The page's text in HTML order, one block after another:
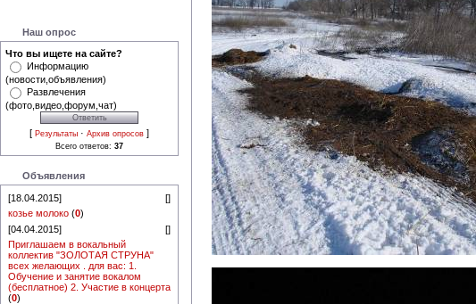
Наш опрос
Что вы ищете на сайте?
Информацию
(новости,объявления)
Развлечения
(фото,видео,форум,чат)
[ Результаты · Архив опросов ]
Всего ответов: 37
Объявления
[18.04.2015] []
козье молоко (0)
[04.04.2015]
[]
Приглашаем в вокальный
коллектив "ЗОЛОТАЯ СТРУНА"
всех желающих . для вас: 1.
Обучение и занятие вокалом
(бесплатное) 2. Участие в концерта
(0)